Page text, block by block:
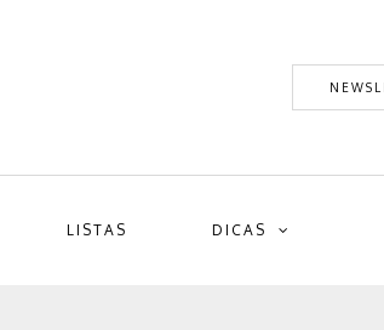
LISTAS DICAS